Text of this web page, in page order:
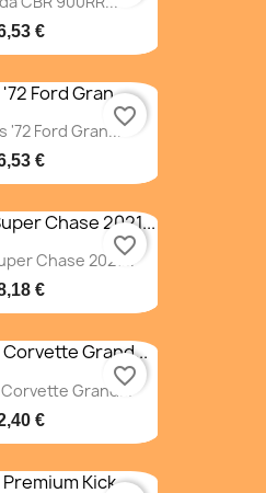
€
'72 Ford Gran...
€
favorite_border
Chase 2021...
€
favorite_border
Grand...
€
favorite_border